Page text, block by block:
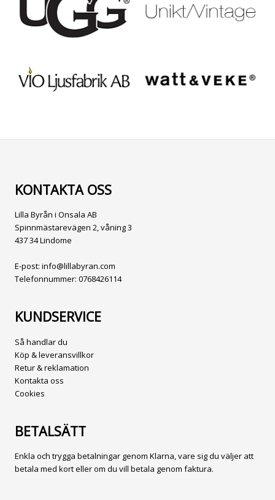
KONTAKTA OSS
Lilla Byrån i Onsala AB
Spinnmästarevägen 2, våning 3
437 34 Lindome
E-post: info@lillabyran.com
Telefonnummer: 0768426114
KUNDSERVICE
Så handlar du
Köp & leveransvillkor
Retur & reklamation
Kontakta oss
Cookies
BETALSÄTT
Enkla och trygga betalningar genom Klarna, vare sig du väljer att
betala med kort eller om du vill betala genom faktura.